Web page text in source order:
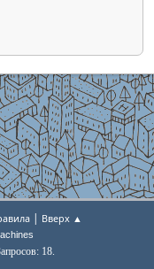
| Вверх ▲
18.